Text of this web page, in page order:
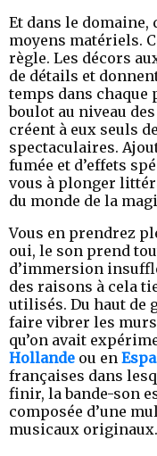
Et dans le domaine,
moyens matériels.
règle. Les décors
de détails et
temps dans chaque
boulot au niveau
créent à eux seuls
spectaculaires.
fumée et d’effets
vous à plonger
du monde de la
Vous en prendrez
oui, le son prend
d’immersion
des raisons à cela
utilisés. Du haut de
faire vibrer les
qu’on avait
Hollande ou en
françaises dans
finir, la bande-son
composée d’une
musicaux originaux.